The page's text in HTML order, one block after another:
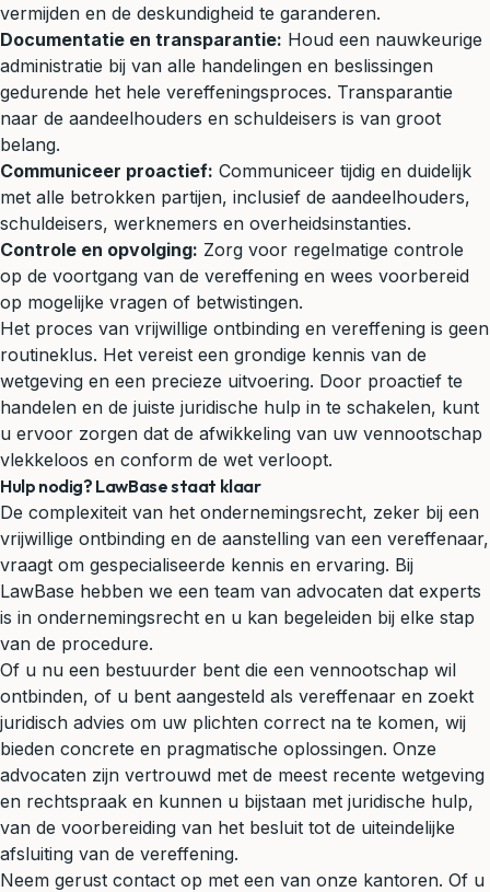
vermijden en de deskundigheid te garanderen.
Documentatie en transparantie: Houd een nauwkeurige
administratie bij van alle handelingen en beslissingen
gedurende het hele vereffeningsproces. Transparantie
naar de aandeelhouders en schuldeisers is van groot
belang.
Communiceer proactief: Communiceer tijdig en duidelijk
met alle betrokken partijen, inclusief de aandeelhouders,
schuldeisers, werknemers en overheidsinstanties.
Controle en opvolging: Zorg voor regelmatige controle
op de voortgang van de vereffening en wees voorbereid
op mogelijke vragen of betwistingen.
Het proces van vrijwillige ontbinding en vereffening is geen
routineklus. Het vereist een grondige kennis van de
wetgeving en een precieze uitvoering. Door proactief te
handelen en de juiste juridische hulp in te schakelen, kunt
u ervoor zorgen dat de afwikkeling van uw vennootschap
vlekkeloos en conform de wet verloopt.
Hulp nodig? LawBase staat klaar
De complexiteit van het ondernemingsrecht, zeker bij een
vrijwillige ontbinding en de aanstelling van een vereffenaar,
vraagt om gespecialiseerde kennis en ervaring. Bij
LawBase hebben we een team van advocaten dat experts
is in ondernemingsrecht en u kan begeleiden bij elke stap
van de procedure.
Of u nu een bestuurder bent die een vennootschap wil
ontbinden, of u bent aangesteld als vereffenaar en zoekt
juridisch advies om uw plichten correct na te komen, wij
bieden concrete en pragmatische oplossingen. Onze
advocaten zijn vertrouwd met de meest recente wetgeving
en rechtspraak en kunnen u bijstaan met juridische hulp,
van de voorbereiding van het besluit tot de uiteindelijke
afsluiting van de vereffening.
Neem gerust contact op met een van onze kantoren. Of u